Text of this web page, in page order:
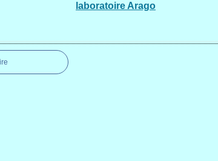
laboratoire Arago